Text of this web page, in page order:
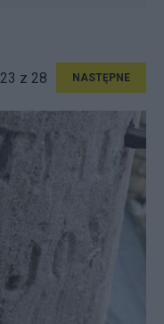
23 z 28 NASTĘPNE